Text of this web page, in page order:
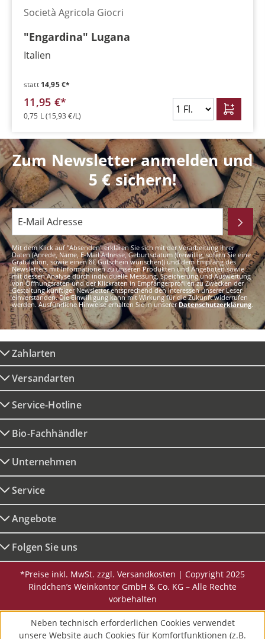
Società Agricola Giocri
"Engardina" Lugana
Italien
statt 14,95 €*
11,95 €*
0,75 L(15,93 €/L)
Zum Newsletter anmelden und
5 € sichern!
Mit dem Klick auf "Absenden" erklären Sie sich mit der Verarbeitung Ihrer
Daten (Anrede, Name, E-Mail Adresse, Geburtsdatum (freiwillig, sofern Sie eine
Gratulation, sowie einen 8€ Gutschein wünschen)) und dem Empfang des
Newsletters mit Informationen zu unseren Produkten und Angeboten sowie
mit dessen Analyse durch individuelle Messung, Speicherung und Auswertung
von Öffnungsraten und der Klickraten in Empfängerprofilen zu Zwecken der
Gestaltung künftiger Newsletter entsprechend den Interessen unserer Leser
einverstanden. Die Einwilligung kann mit Wirkung für die Zukunft widerrufen
werden. Ausführliche Hinweise erhalten Sie in unsererDatenschutzerklärung.
Zahlarten
Versandarten
Service-Hotline
Bio-Fachhändler
Unternehmen
Service
Angebote
Folgen Sie uns
*Preise inkl. MwSt. zzgl. Versandkosten | Copyright 2025
Rindchen’s Weinkontor GmbH & Co. KG – Alle Rechte
vorbehalten
Neben technisch erforderlichen Cookies verwendet
unsere Website auch Cookies für Komfortfunktionen (z.B.